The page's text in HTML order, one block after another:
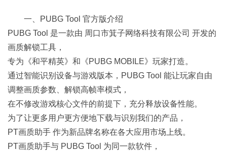
一、PUBG Tool 官方版介绍
PUBG Tool 是一款由 周口市箕子网络科技有限公司 开发的
画质解锁工具，
专为《和平精英》和《PUBG MOBILE》玩家打造。
通过智能识别设备与游戏版本，PUBG Tool 能让玩家自由
调整画质参数、解锁高帧率模式，
在不修改游戏核心文件的前提下，充分释放设备性能。
为了让更多用户更方便地下载与识别我们的产品，
PT画质助手 作为新品牌名称在各大应用市场上线。
PT画质助手与 PUBG Tool 为同一款软件，